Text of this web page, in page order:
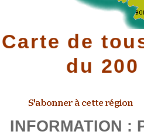
Carte de
du 200
INFORMATION :